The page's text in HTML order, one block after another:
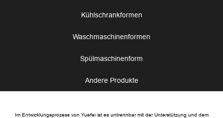
Kühlschrankformen
Waschmaschinenformen
Spülmaschinenform
Andere Produkte
Im Entwicklungsprozess von Yuefei ist es untrennbar mit der Unterstützung und dem